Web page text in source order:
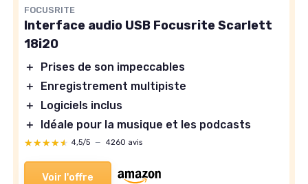
FOCUSRITE
Interface audio USB Focusrite Scarlett
18i20
＋
Prises de son impeccables
＋
Enregistrement multipiste
＋
Logiciels inclus
＋
Idéale pour la musique et les podcasts
★★★★★
★★★★★ 4,5/5 — 4260 avis
Voir l'offre